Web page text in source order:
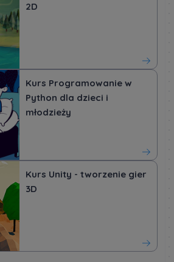
2D
Kurs Programowanie w
Python dla dzieci i
młodzieży
Kurs Unity - tworzenie gier
3D